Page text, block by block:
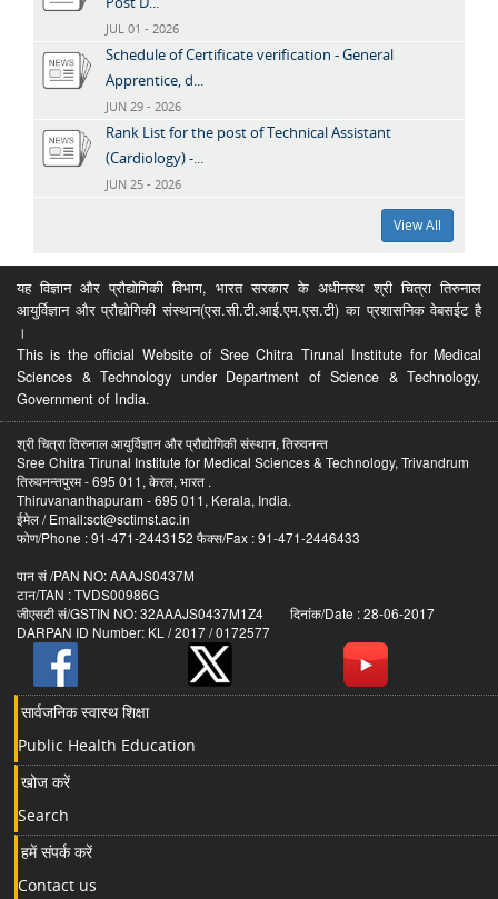
JUL 01 - 2026
Schedule of Certificate verification - General
Apprentice, d...
JUN 29 - 2026
Rank List for the post of Technical Assistant
(Cardiology) -...
JUN 25 - 2026
View All
यह विज्ञान और प्रौद्योगिकी विभाग, भारत सरकार के अधीनस्थ श्री चित्रा तिरुनाल
आयुर्विज्ञान और प्रौद्योगिकी संस्थान(एस.सी.टी.आई.एम.एस.टी) का प्रशासनिक वेबसईट है
।
This is the official Website of Sree Chitra Tirunal Institute for Medical
Sciences & Technology under Department of Science & Technology,
Government of India.
श्री चित्रा तिरुनाल आयुर्विज्ञान और प्रौद्योगिकी संस्थान, तिरुवनन्त
Sree Chitra Tirunal Institute for Medical Sciences & Technology, Trivandrum
तिरुवनन्तपुरम - 695 011, केरल, भारत .
Thiruvananthapuram - 695 011, Kerala, India.
ईमेल / Email:sct@sctimst.ac.in
फोण/Phone : 91-471-2443152 फैक्स/Fax : 91-471-2446433
पान सं /PAN NO: AAAJS0437M
टान/TAN : TVDS00986G
जीएसटी सं/GSTIN NO: 32AAAJS0437M1Z4 दिनांक/Date : 28-06-2017
DARPAN ID Number: KL / 2017 / 0172577
सार्वजनिक स्वास्थ शिक्षा
Public Health Education
खोज करें
Search
हमें संपर्क करें
Contact us